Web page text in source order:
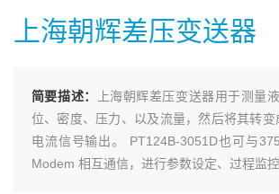
上海朝辉差压变送器
简要描述：
上海朝辉差压变送器用于测量
位、密度、压力、以及流量，然后将其转
电流信号输出。 PT124B-3051D也可与
Modem 相互通信，进行参数设定、过程监控